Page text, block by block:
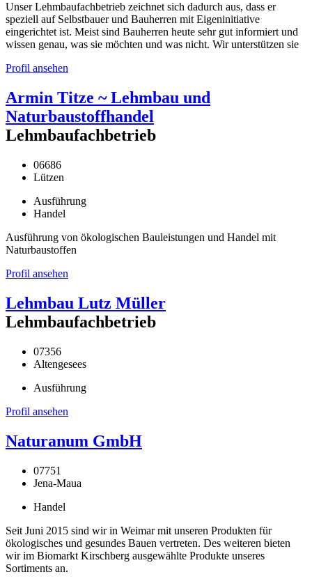
Unser Lehmbaufachbetrieb zeichnet sich dadurch aus, dass er
speziell auf Selbstbauer und Bauherren mit Eigeninitiative
eingerichtet ist. Meist sind Bauherren heute sehr gut informiert und
wissen genau, was sie möchten und was nicht. Wir unterstützen sie
Profil ansehen
Armin Titze ~ Lehmbau und
Naturbaustoffhandel
Lehmbaufachbetrieb
06686
Lützen
Ausführung
Handel
Ausführung von ökologischen Bauleistungen und Handel mit
Naturbaustoffen
Profil ansehen
Lehmbau Lutz Müller
Lehmbaufachbetrieb
07356
Altengesees
Ausführung
Profil ansehen
Naturanum GmbH
07751
Jena-Maua
Handel
Seit Juni 2015 sind wir in Weimar mit unseren Produkten für
ökologisches und gesundes Bauen vertreten. Des weiteren bieten
wir im Biomarkt Kirschberg ausgewählte Produkte unseres
Sortiments an.